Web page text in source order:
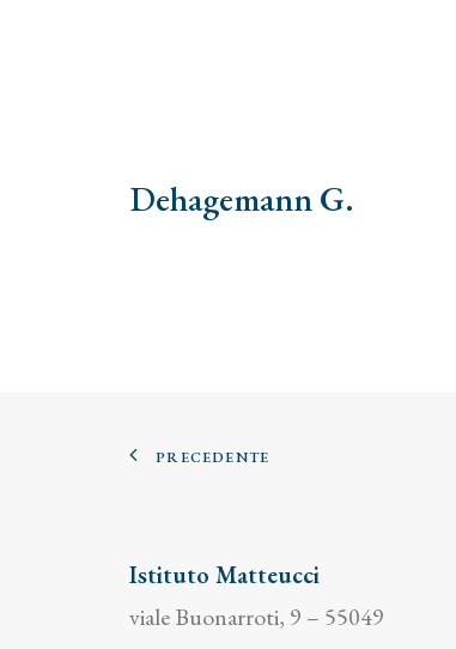
Dehagemann G.
PRECEDENTE
Istituto Matteucci
viale Buonarroti, 9 – 55049